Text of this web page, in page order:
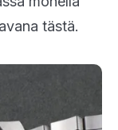
tästä.